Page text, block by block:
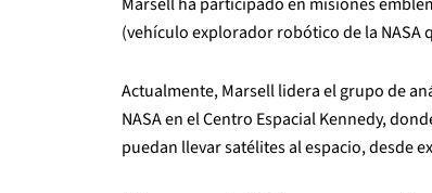
(vehículo explorador robótico de la NASA
Actualmente, Marsell lidera el grupo de
NASA en el Centro Espacial Kennedy,
puedan llevar satélites al espacio, desde